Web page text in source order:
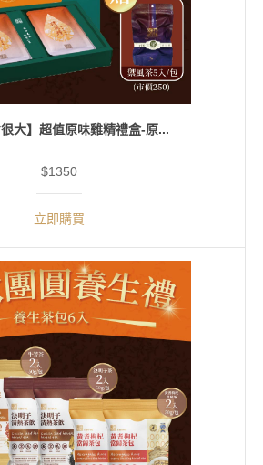
很大】超值原味雞精禮盒-原...
$1350
立即購買